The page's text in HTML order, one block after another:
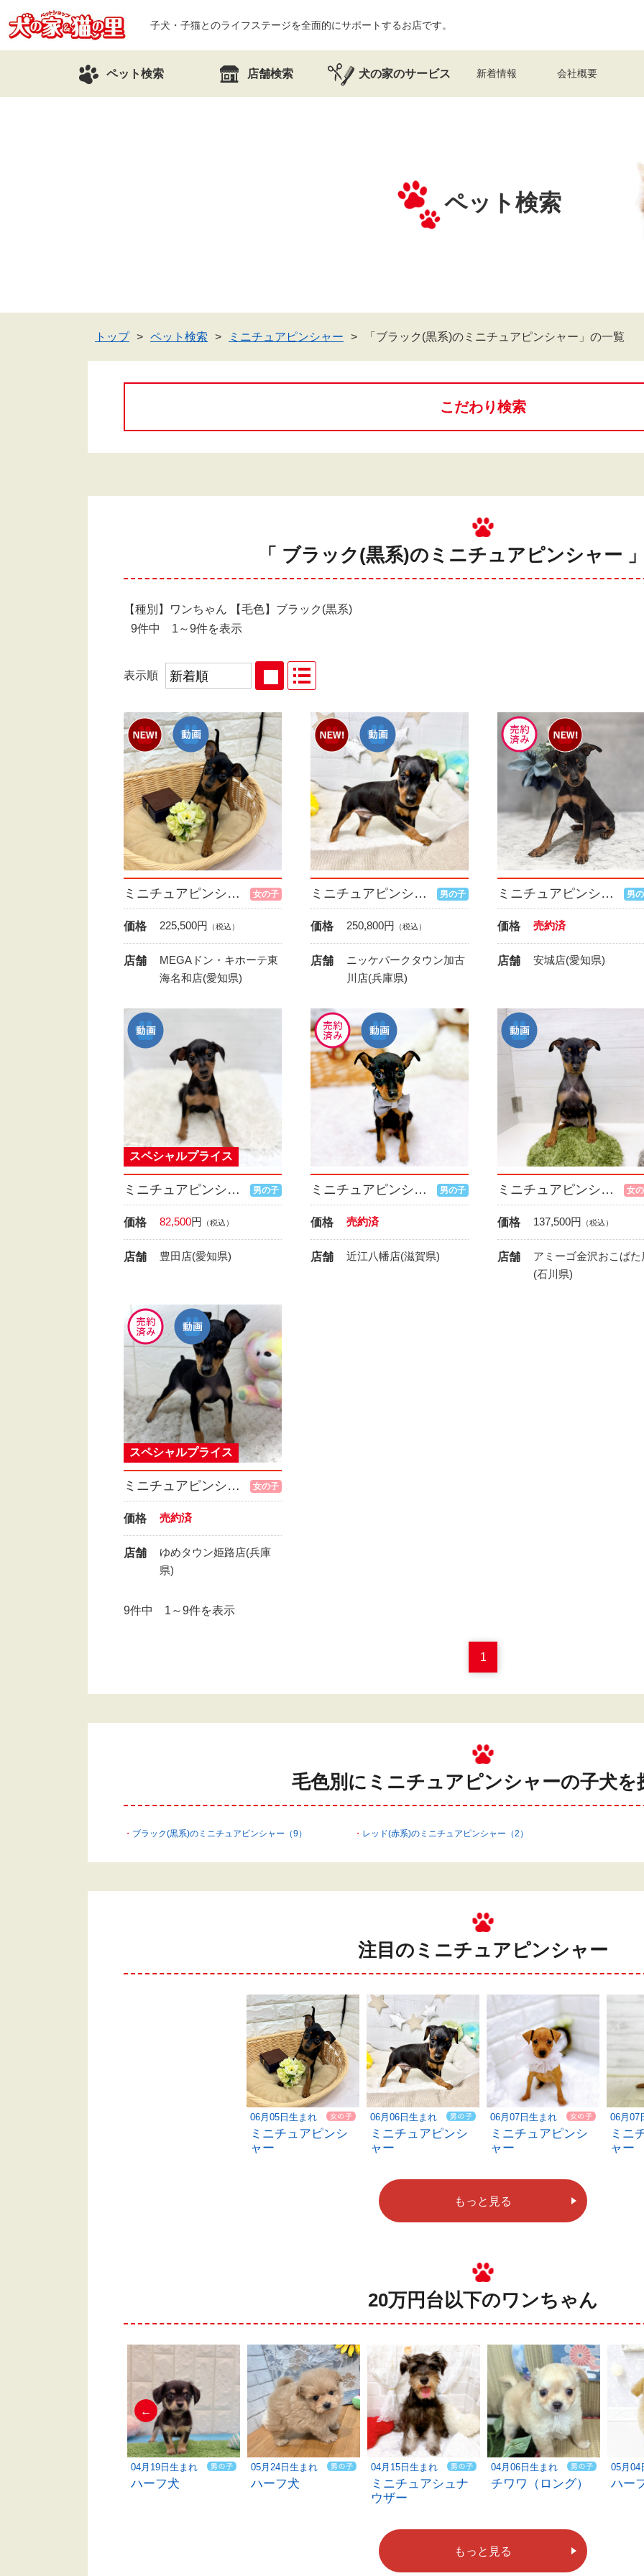
子犬・子猫とのライフステージを全面的にサポートするお店です。
ペット検索 店舗検索 犬の家のサービス 新着情報 会社概要
ペット検索
トップ ペット検索 ミニチュアピンシャー 「ブラック(黒系)のミニチュアピンシャー」の一覧
こだわり検索
「 ブラック(黒系)のミニチュアピンシャー
【種別】ワンちゃん 【毛色】ブラック(黒系)
9件中 1～9件を表示
表示順
ミニチュアピンシャー 女の子
価格 225,500円 （税込）
店舗
MEGAドン・キホーテ東
海名和店(愛知県)
ミニチュアピンシャー 男の子
価格 250,800円 （税込）
店舗
ニッケパークタウン加古
川店(兵庫県)
ミニチュアピンシャー 男
価格 売約済
店舗 安城店(愛知県)
ミニチュアピンシャー 男の子
スペシャルプライス
価格 82,500円 （税込）
店舗 豊田店(愛知県)
ミニチュアピンシャー 男の子
価格 売約済
店舗 近江八幡店(滋賀県)
ミニチュアピンシャー 女
価格 137,500円 （税込）
店舗
アミーゴ金沢おこばた
(石川県)
ミニチュアピンシャー 女の子
スペシャルプライス
価格 売約済
店舗
ゆめタウン姫路店(兵庫
県)
9件中 1～9件を表示
1
毛色別にミニチュアピンシャーの子犬を
ブラック(黒系)のミニチュアピンシャー（9） レッド(赤系)のミニチュアピンシャー（2）
注目のミニチュアピンシャー
06月05日生まれ
ミニチュアピンシ
ャー
06月06日生まれ
ミニチュアピンシ
ャー
06月07日生まれ
ミニチュアピンシ
ャー
06月07
ミニ
ャー
もっと見る
20万円台以下のワンちゃん
←
04月19日生まれ
ハーフ犬
05月24日生まれ
ハーフ犬
04月15日生まれ
ミニチュアシュナ
ウザー
04月06日生まれ
チワワ（ロング）
05月04
ハー
もっと見る